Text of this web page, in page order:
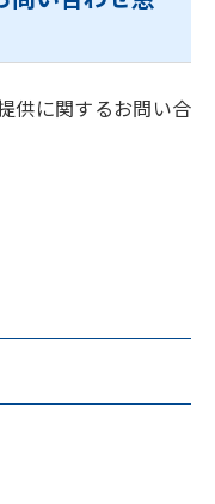
供に関するお問い合